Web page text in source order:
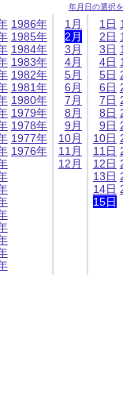
年月日の選択
1986年
1985年
1984年
1983年
1982年
1981年
1980年
1979年
1978年
1977年
1976年
1月
2月
3月
4月
5月
6月
7月
8月
9月
10月
11月
12月
1日
2日
3日
4日
5日
6日
7日
8日
9日
10日
11日
12日
13日
14日
15日